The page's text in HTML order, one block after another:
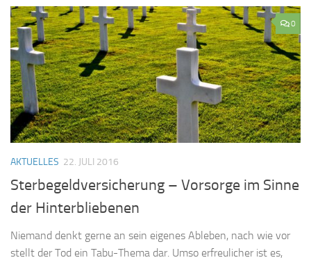
0
AKTUELLES 22. JULI 2016
Sterbegeldversicherung – Vorsorge im Sinne
der Hinterbliebenen
Niemand denkt gerne an sein eigenes Ableben, nach wie vor
stellt der Tod ein Tabu-Thema dar. Umso erfreulicher ist es,